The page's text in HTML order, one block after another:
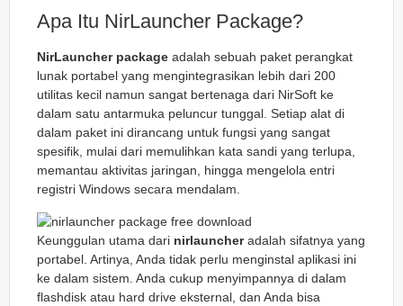
Apa Itu NirLauncher Package?
NirLauncher package adalah sebuah paket perangkat
lunak portabel yang mengintegrasikan lebih dari 200
utilitas kecil namun sangat bertenaga dari NirSoft ke
dalam satu antarmuka peluncur tunggal. Setiap alat di
dalam paket ini dirancang untuk fungsi yang sangat
spesifik, mulai dari memulihkan kata sandi yang terlupa,
memantau aktivitas jaringan, hingga mengelola entri
registri Windows secara mendalam.
Keunggulan utama dari nirlauncheradalah sifatnya yang
portabel. Artinya, Anda tidak perlu menginstal aplikasi ini
ke dalam sistem. Anda cukup menyimpannya di dalam
flashdisk atau hard drive eksternal, dan Anda bisa